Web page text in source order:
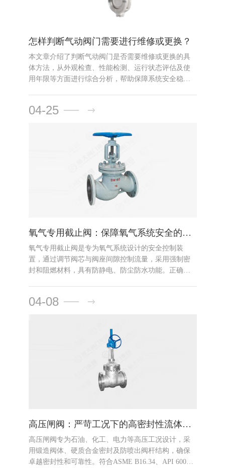
怎样判断气动阀门需要进行维修或更换？
本文章介绍了判断气动阀门是否需要维修或更换的具
体方法，从外观检查、性能检测、运行状态评估及使
用年限等方面进行综合分析，帮助保障系统安全稳定
04-25
氧气专用截止阀：保障氧气系统安全的关键设备
氧气专用截止阀是专为氧气系统设计的安全控制装
置，通过调节阀芯与阀座间隙控制流量，采用强制密
封和阻燃材料，具有防静电、防尘防水功能。正确选
04-08
高压闸阀：严苛工况下的高密封性流体控制解决方案
高压闸阀专为石油、化工、电力等高压工况设计，采
用锻造阀体、硬质合金密封及防喷出阀杆结构，确保
卓越密封性和可靠性。符合ASME B16.34、API 600等